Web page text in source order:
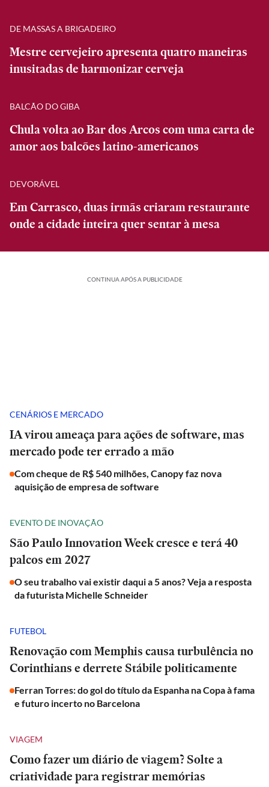
DE MASSAS A BRIGADEIRO
Mestre cervejeiro apresenta quatro maneiras
inusitadas de harmonizar cerveja
BALCÃO DO GIBA
Chula volta ao Bar dos Arcos com uma carta de
amor aos balcões latino-americanos
DEVORÁVEL
Em Carrasco, duas irmãs criaram restaurante
onde a cidade inteira quer sentar à mesa
CONTINUA APÓS A PUBLICIDADE
CENÁRIOS E MERCADO
IA virou ameaça para ações de software, mas
mercado pode ter errado a mão
Com cheque de R$ 540 milhões, Canopy faz nova
aquisição de empresa de software
EVENTO DE INOVAÇÃO
São Paulo Innovation Week cresce e terá 40
palcos em 2027
O seu trabalho vai existir daqui a 5 anos? Veja a resposta
da futurista Michelle Schneider
FUTEBOL
Renovação com Memphis causa turbulência no
Corinthians e derrete Stábile politicamente
Ferran Torres: do gol do título da Espanha na Copa à fama
e futuro incerto no Barcelona
VIAGEM
Como fazer um diário de viagem? Solte a
criatividade para registrar memórias